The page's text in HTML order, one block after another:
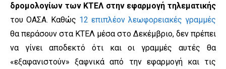
δρομολογίων των ΚΤΕΛ στην εφαρμογή τηλεματικής
του ΟΑΣΑ. Καθώς 12 επιπλέον λεωφορειακές γραμμές
θα περάσουν στα ΚΤΕΛ μέσα στο Δεκέμβριο, δεν πρέπει
να γίνει αποδεκτό ότι και οι γραμμές αυτές θα
«εξαφανιστούν» ξαφνικά από την εφαρμογή και τις